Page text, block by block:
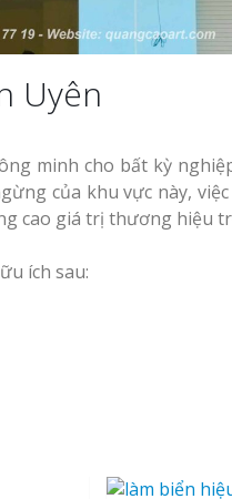
Uyên
minh cho bất kỳ
của khu vực này,
cao giá trị thương hiệu
ích sau: